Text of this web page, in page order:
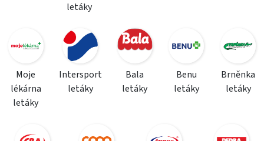
letáky
Moje
lékárna
letáky
Intersport
letáky
Bala
letáky
Benu
letáky
Brněnka
letáky